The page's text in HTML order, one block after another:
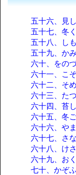
五十六、見
五十七、冬
五十八、し
五十九、か
六十、をの
六十一、こ
六十二、そ
六十三、た
六十四、苔
六十五、冬
六十六、や
六十七、さ
六十八、け
六十九、お
七十、かぞ